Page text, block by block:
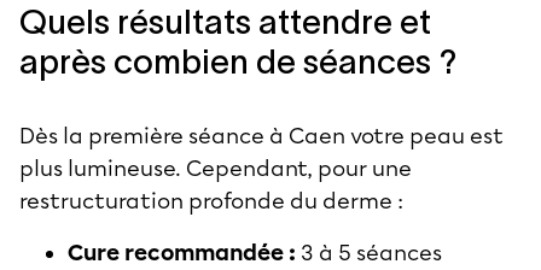
Quels résultats attendre et
après combien de séances ?
Dès la première séance à Caen votre peau est
plus lumineuse. Cependant, pour une
restructuration profonde du derme :
Cure recommandée : 3 à 5 séances